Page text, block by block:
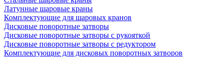
Латунные шаровые краны
Комплектующие для шаровых кранов
Дисковые поворотные затворы
Дисковые поворотные затворы с рукояткой
Дисковые поворотные затворы с редуктором
Комплектующие для дисковых поворотных затворов